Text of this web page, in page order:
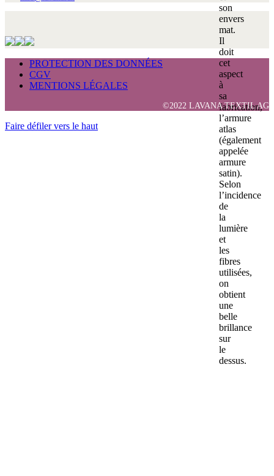
son
envers
mat.
Il
doit
cet
aspect
à
sa
fabrication,
l’armure
atlas
(également
appelée
armure
satin).
Selon
l’incidence
de
la
lumière
et
les
fibres
utilisées,
on
obtient
une
belle
brillance
sur
le
dessus.
PROTECTION DES DONNÉES
CGV
MENTIONS LÉGALES
©2022 LAVANA TEXTIL AG
Faire défiler vers le haut